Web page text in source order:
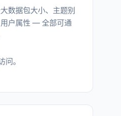
数据包大小、主题别
户属性 — 全部可通
问。